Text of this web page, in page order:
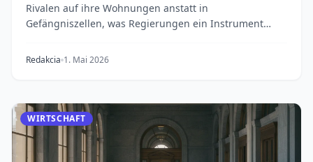
Rivalen auf ihre Wohnungen anstatt in
Gefängniszellen, was Regierungen ein Instrument
Redakcia 1. Mai 2026
WIRTSCHAFT